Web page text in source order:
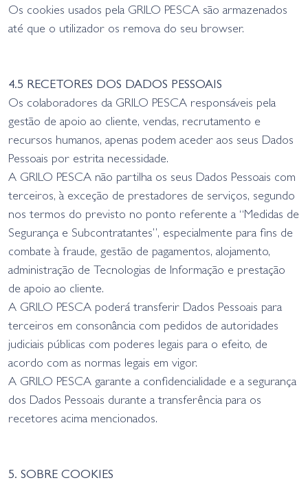
Os cookies usados pela GRILO PESCA são armazenados
até que o utilizador os remova do seu browser.
4.5 RECETORES DOS DADOS PESSOAIS
Os colaboradores da GRILO PESCA responsáveis pela
gestão de apoio ao cliente, vendas, recrutamento e
recursos humanos, apenas podem aceder aos seus Dados
Pessoais por estrita necessidade.
A GRILO PESCA não partilha os seus Dados Pessoais com
terceiros, à exceção de prestadores de serviços, segundo
nos termos do previsto no ponto referente a “Medidas de
Segurança e Subcontratantes”, especialmente para fins de
combate à fraude, gestão de pagamentos, alojamento,
administração de Tecnologias de Informação e prestação
de apoio ao cliente.
A GRILO PESCA poderá transferir Dados Pessoais para
terceiros em consonância com pedidos de autoridades
judiciais públicas com poderes legais para o efeito, de
acordo com as normas legais em vigor.
A GRILO PESCA garante a confidencialidade e a segurança
dos Dados Pessoais durante a transferência para os
recetores acima mencionados.
5. SOBRE COOKIES